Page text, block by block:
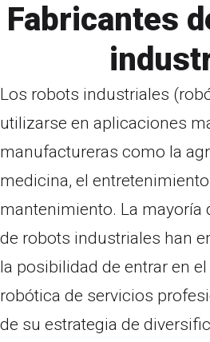
Fabricantes
Los robots industriales
utilizarse en aplicaciones
manufactureras como la
medicina, el
mantenimiento. La mayoría
de robots industriales han
la posibilidad de entrar en
robótica de servicios
de su estrategia de